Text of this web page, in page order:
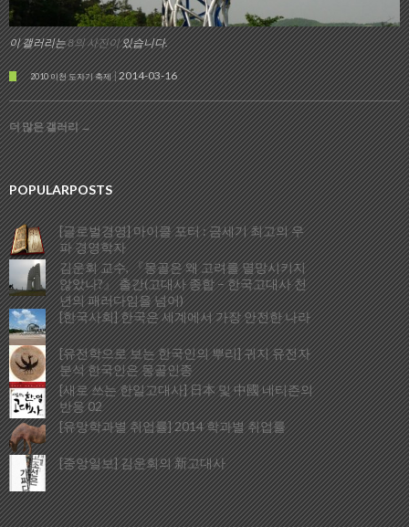
이 갤러리는8의 사진이있습니다.
2010 이천 도자기 축제 2014-03-16
더 많은 갤러리→
POPULARPOSTS
[글로벌경영] 마이클 포터 : 금세기 최고의 우
파 경영학자
김운회 교수, 『몽골은 왜 고려를 멸망시키지
않았나?』 출간(고대사 종합 – 한국고대사 천
년의 패러다임을 넘어)
[한국사회] 한국은 세계에서 가장 안전한 나라
[유전학으로 보는 한국인의 뿌리] 귀지 유전자
분석 한국인은 몽골인종
[새로 쓰는 한일고대사] 日本 및 中國 네티즌의
반응 02
[유망학과별 취업률] 2014 학과별 취업률
[중앙일보] 김운회의 新고대사